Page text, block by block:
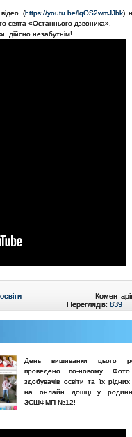
(https://youtu.be/lqOS2wmJJbk)
свята «Останнього дзвоника».
дійсно незабутнім!
Переглядів: 839
День вишиванки цього
проведено по-новому. Фото
здобувачів освіти та їх
на онлайн дошці у
ЗСШФМП №12!